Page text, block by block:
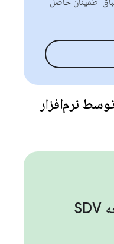
نرم‌افزار
دستورالعمل‌های توسعه SDV